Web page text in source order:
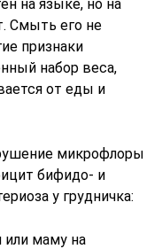
на языке, но на
Смыть его не
признаки
набор веса,
от еды и
микрофлоры
бифидо- и
у грудничка:
маму на